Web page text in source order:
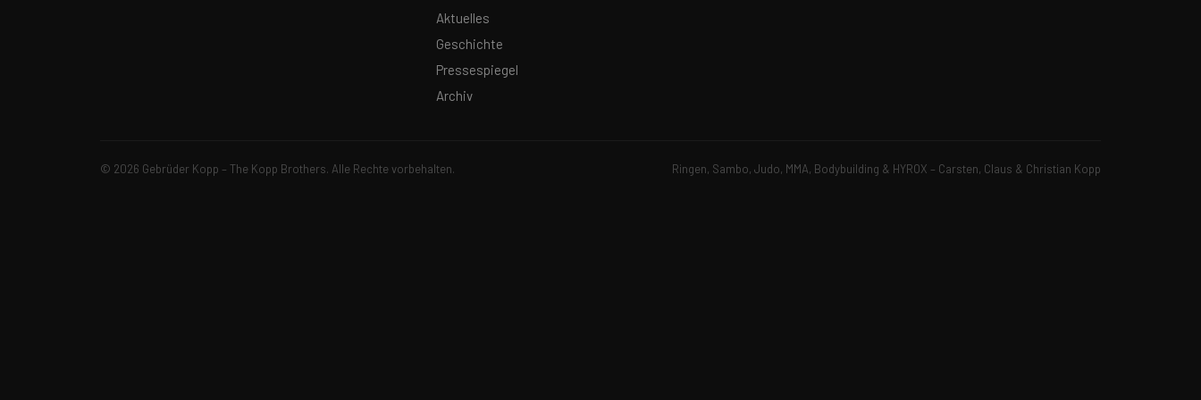
Aktuelles
Geschichte
Pressespiegel
Archiv
© 2026 Gebrüder Kopp – The Kopp Brothers. Alle Rechte vorbehalten. Ringen, Sambo, Judo, MMA, Bodybuilding & HYROX – Carsten, Claus & Christian Kopp